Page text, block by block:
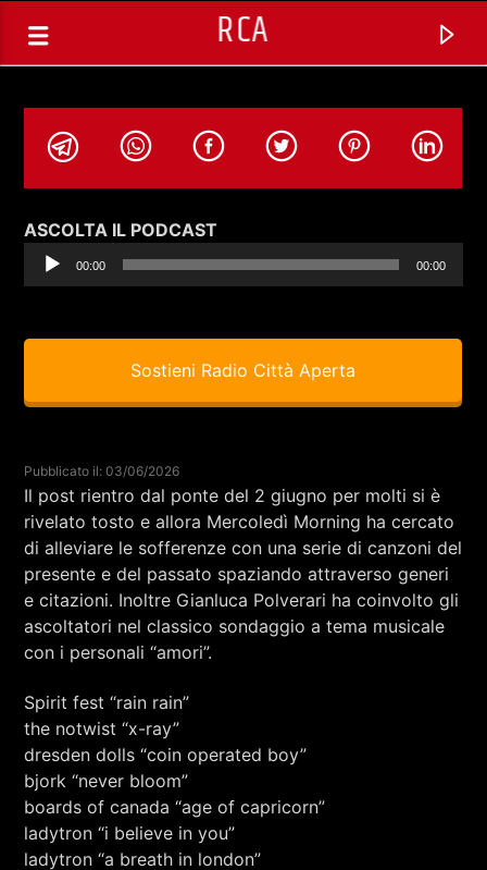
RCA
SELEZIONI MUSICALI
RCA - Radio città aperta
ASCOLTA IL PODCAST
Player
00:00 00:00
Sostieni Radio Città Aperta
Pubblicato il: 03/06/2026
Il post rientro dal ponte del 2 giugno per molti si è
rivelato tosto e allora Mercoledì Morning ha cercato
di alleviare le sofferenze con una serie di canzoni del
presente e del passato spaziando attraverso generi
e citazioni. Inoltre Gianluca Polverari ha coinvolto gli
ascoltatori nel classico sondaggio a tema musicale
con i personali “amori”.
Spirit fest “rain rain”
the notwist “x-ray”
dresden dolls “coin operated boy”
bjork “never bloom”
boards of canada “age of capricorn”
ladytron “i believe in you”
ladytron “a breath in london”